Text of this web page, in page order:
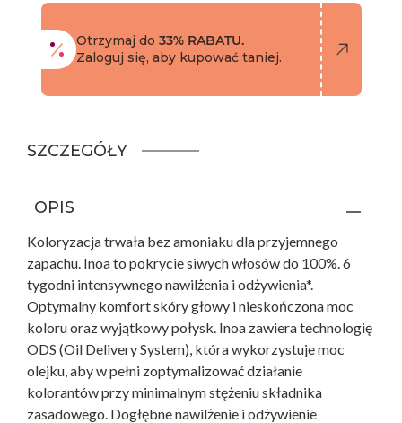
Otrzymaj do 33% RABATU.
Zaloguj się, aby kupować taniej.
SZCZEGÓŁY
OPIS
Koloryzacja trwała bez amoniaku dla przyjemnego
zapachu. Inoa to pokrycie siwych włosów do 100%. 6
tygodni intensywnego nawilżenia i odżywienia*.
Optymalny komfort skóry głowy i nieskończona moc
koloru oraz wyjątkowy połysk. Inoa zawiera technologię
ODS (Oil Delivery System), która wykorzystuje moc
olejku, aby w pełni zoptymalizować działanie
kolorantów przy minimalnym stężeniu składnika
zasadowego. Dogłębne nawilżenie i odżywienie